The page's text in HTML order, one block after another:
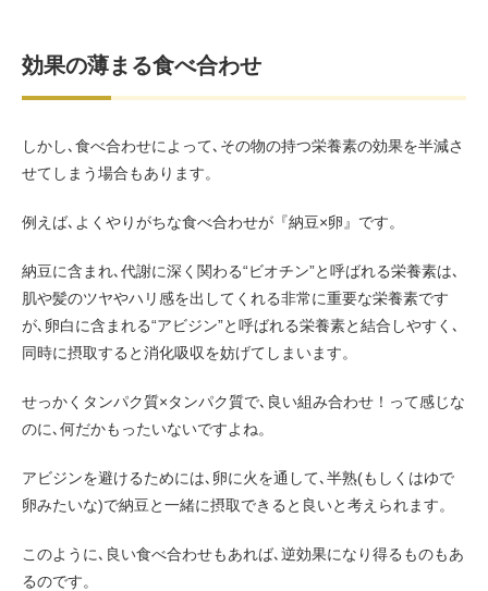
効果の薄まる食べ合わせ
しかし､食べ合わせによって､その物の持つ栄養素の効果を半減さ
せてしまう場合もあります。
例えば､よくやりがちな食べ合わせが『納豆×卵』です。
納豆に含まれ､代謝に深く関わる“ビオチン”と呼ばれる栄養素は､
肌や髪のツヤやハリ感を出してくれる非常に重要な栄養素です
が､卵白に含まれる“アビジン”と呼ばれる栄養素と結合しやすく､
同時に摂取すると消化吸収を妨げてしまいます。
せっかくタンパク質×タンパク質で､良い組み合わせ！って感じな
のに､何だかもったいないですよね。
アビジンを避けるためには､卵に火を通して､半熟(もしくはゆで
卵みたいな)で納豆と一緒に摂取できると良いと考えられます。
このように､良い食べ合わせもあれば､逆効果になり得るものもあ
るのです。